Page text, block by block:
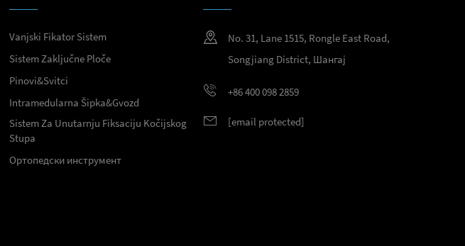
Vanjski Fikator Sistem
Sistem Zaključne Ploče
Pinovi&Svitci
Intramedularna Šipka&Gvozd
Sistem Za Unutarnju Fiksaciju Kočijskog
Stupa
Ортопедски инструмент
No. 31, Lane 1515, Rongle East Road,
Songjiang District, Шангај
+86 400 098 2859
[email protected]